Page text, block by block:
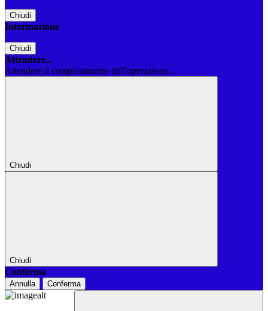
Chiudi
Informazione
Chiudi
Attendere...
Attendere il completamento dell'operazione...
Chiudi
Chiudi
Conferma
Annulla Conferma